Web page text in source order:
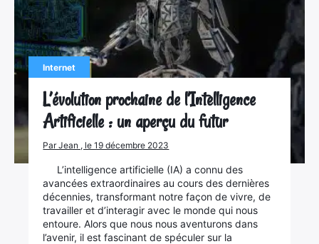
Internet
L’évolution prochaine de l’Intelligence
Artificielle : un aperçu du futur
Par Jean , le 19 décembre 2023
L’intelligence artificielle (IA) a connu des
avancées extraordinaires au cours des dernières
décennies, transformant notre façon de vivre, de
travailler et d’interagir avec le monde qui nous
entoure. Alors que nous nous aventurons dans
l’avenir, il est fascinant de spéculer sur la